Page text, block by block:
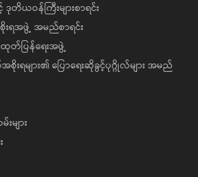
ဒုတိယဝန်ကြီးများစာရင်း
ရအဖွဲ့ အမည်စာရင်း
တ်ပြန်ရေးအဖွဲ့
းရများ၏ ပြောရေးဆိုခွင့်ပုဂ္ဂိုလ်များ အမည်
များ